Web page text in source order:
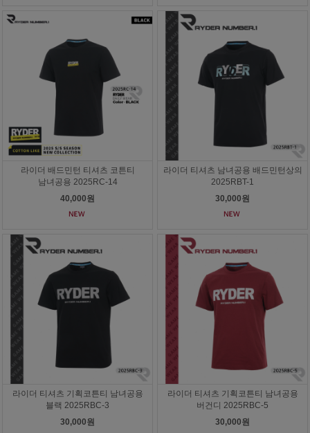
라이더 배드민턴 티셔츠 코튼티
남녀공용 2025RC-14
40,000원
라이더 티셔츠 남녀공용 배드민턴상의
2025RBT-1
30,000원
라이더 티셔츠 기획코튼티 남녀공용
블랙 2025RBC-3
30,000원
라이더 티셔츠 기획코튼티 남녀공용
버건디 2025RBC-5
30,000원